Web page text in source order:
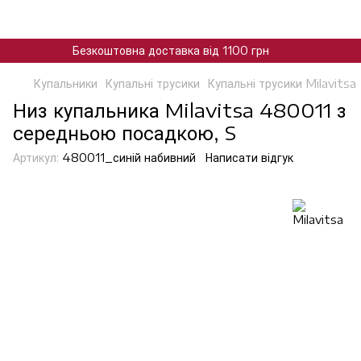
Безкоштовна доставка від 1100 грн
Купальники Купальні трусики Купальні трусики Milavitsa
Низ купальника Milavitsa 480011 з
середньою посадкою, S
Артикул: 480011_синій набивний Написати відгук